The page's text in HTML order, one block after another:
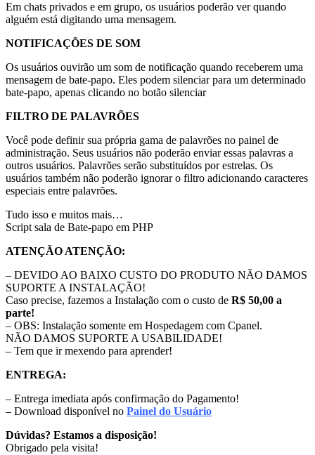
Em chats privados e em grupo, os usuários poderão ver quando
alguém está digitando uma mensagem.
NOTIFICAÇÕES DE SOM
Os usuários ouvirão um som de notificação quando receberem uma
mensagem de bate-papo. Eles podem silenciar para um determinado
bate-papo, apenas clicando no botão silenciar
FILTRO DE PALAVRÕES
Você pode definir sua própria gama de palavrões no painel de
administração. Seus usuários não poderão enviar essas palavras a
outros usuários. Palavrões serão substituídos por estrelas. Os
usuários também não poderão ignorar o filtro adicionando caracteres
especiais entre palavrões.
Tudo isso e muitos mais…
Script sala de Bate-papo em PHP
ATENÇÃO ATENÇÃO:
– DEVIDO AO BAIXO CUSTO DO PRODUTO NÃO DAMOS
SUPORTE A INSTALAÇÃO!
Caso precise, fazemos a Instalação com o custo de R$ 50,00 a
parte!
– OBS: Instalação somente em Hospedagem com Cpanel.
NÃO DAMOS SUPORTE A USABILIDADE!
– Tem que ir mexendo para aprender!
ENTREGA:
– Entrega imediata após confirmação do Pagamento!
– Download disponível no Painel do Usuário
Dúvidas? Estamos a disposição!
Obrigado pela visita!